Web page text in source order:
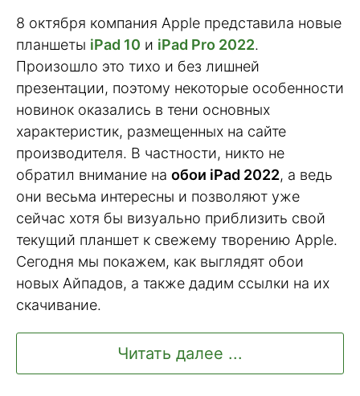
8 октября компания Apple представила новые
планшеты iPad 10 и iPad Pro 2022.
Произошло это тихо и без лишней
презентации, поэтому некоторые особенности
новинок оказались в тени основных
характеристик, размещенных на сайте
производителя. В частности, никто не
обратил внимание на обои iPad 2022, а ведь
они весьма интересны и позволяют уже
сейчас хотя бы визуально приблизить свой
текущий планшет к свежему творению Apple.
Сегодня мы покажем, как выглядят обои
новых Айпадов, а также дадим ссылки на их
скачивание.
Читать далее ...